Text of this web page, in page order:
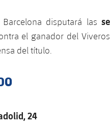
disputará las
el ganador del
del título.
24